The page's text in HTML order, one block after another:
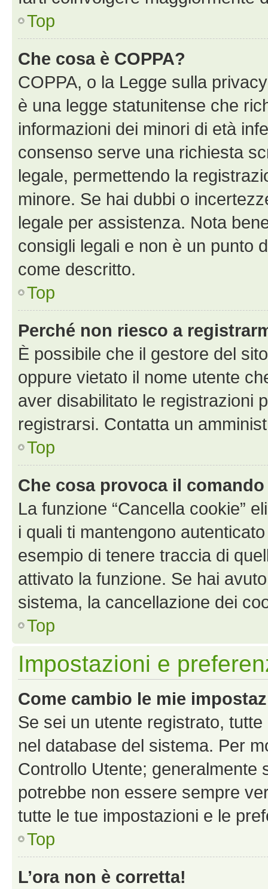
Top
Che cosa è COPPA?
COPPA, o la Legge sulla
è una legge statunitense che
informazioni dei minori di età
consenso serve una richiesta
legale, permettendo la
minore. Se hai dubbi o
legale per assistenza. Nota
consigli legali e non è un punto
come descritto.
Top
Perché non riesco a
È possibile che il gestore del
oppure vietato il nome utente
aver disabilitato le registrazioni
registrarsi. Contatta un
Top
Che cosa provoca il
La funzione “Cancella cookie”
i quali ti mantengono
esempio di tenere traccia di
attivato la funzione. Se hai
sistema, la cancellazione dei
Top
Impostazioni e
Come cambio le mie
Se sei un utente registrato,
nel database del sistema. Per
Controllo Utente; generalmente
potrebbe non essere sempre
tutte le tue impostazioni e le
Top
L’ora non è corretta!